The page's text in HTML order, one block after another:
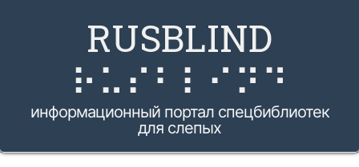
RUSBLIND
⠗⠥⠎⠃⠇⠊⠝⠙
информационный портал спецбиблиотек
для слепых